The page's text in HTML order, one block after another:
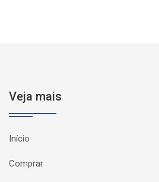
Veja mais
Início
Comprar